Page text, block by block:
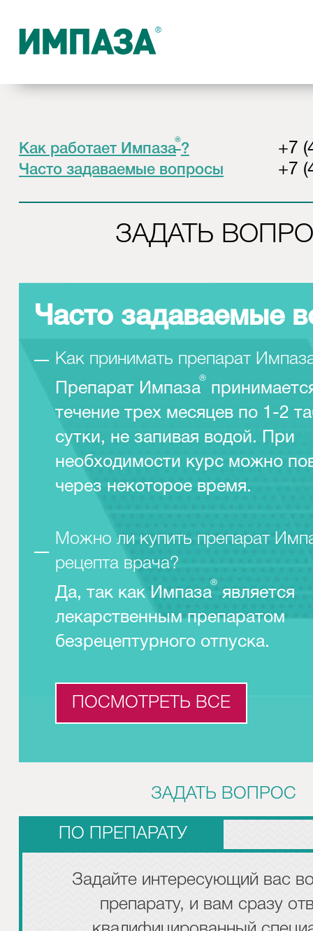
Как работает Импаза®?
Часто задаваемые вопросы
+7
+7
ЗАДАТЬ
Часто задаваемые
Как принимать препарат
Препарат Импаза®
течение трех месяцев по 1-2
сутки, не запивая водой. При
необходимости курс можно
через некоторое время.
Можно ли купить препарат
рецепта врача?
Да, так как Импаза®является
лекарственным препаратом
безрецептурного отпуска.
ПОСМОТРЕТЬ ВСЕ
ЗАДАТЬ ВОПРОС
ПО ПРЕПАРАТУ
Задайте интересующий вас
препарату, и вам сразу